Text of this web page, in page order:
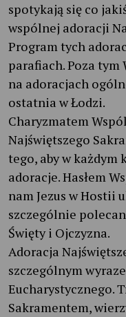
spotykają się co
wspólnej adoracji
Program tych
parafiach. Poza
na adoracjach
ostatnia w Łodzi.
Charyzmatem
Najświętszego
tego, aby w każdym
adoracje. Hasłem
nam Jezus w Hostii
szczególnie
Święty i Ojczyzna.
Adoracja
szczególnym
Eucharystycznego.
Sakramentem,